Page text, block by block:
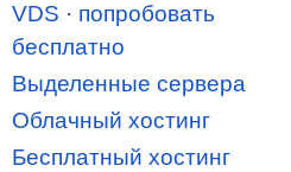
VDS · попробовать
бесплатно
Выделенные сервера
Облачный хостинг
Бесплатный хостинг